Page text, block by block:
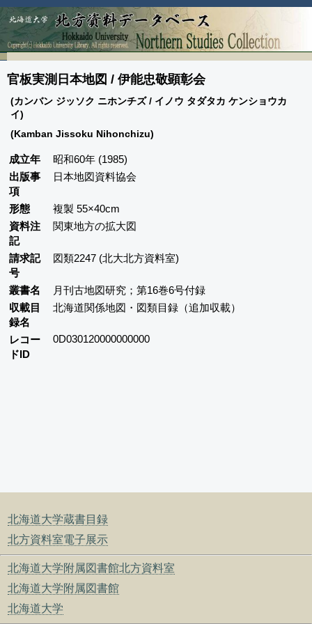
北海道大学蔵書目録
北方資料室電子展示
北海道大学附属図書館北方資料室
北海道大学附属図書館
北海道大学
官板実測日本地図 / 伊能忠敬顕彰会
(カンバン ジッソク ニホンチズ / イノウ タダタカ ケンショウカ
イ)
(Kamban Jissoku Nihonchizu)
成立年
昭和60年 (1985)
出版事
項
日本地図資料協会
形態
複製 55×40cm
資料注
記
関東地方の拡大図
請求記
号
図類2247 (北大北方資料室)
叢書名
月刊古地図研究；第16巻6号付録
収載目
録名
北海道関係地図・図類目録（追加収載）
レコー
ドID
0D030120000000000